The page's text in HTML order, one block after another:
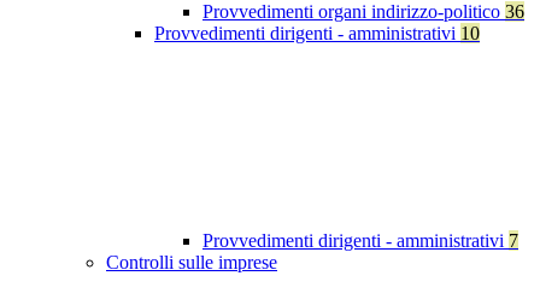
Provvedimenti organi indirizzo-politico 36
Provvedimenti dirigenti - amministrativi 10
Provvedimenti dirigenti - amministrativi 7
Controlli sulle imprese